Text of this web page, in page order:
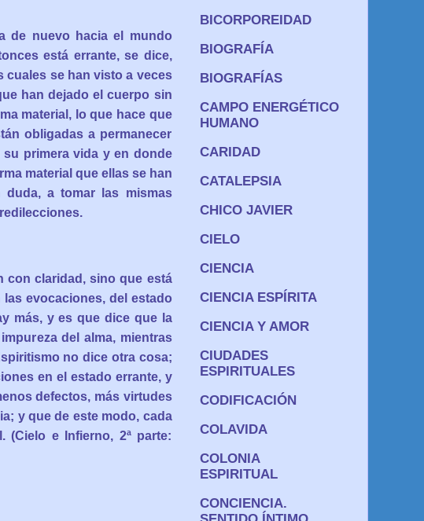
de nuevo hacia el mundo
está errante, se dice,
cuales se han visto a veces
han dejado el cuerpo sin
material, lo que hace que
obligadas a permanecer
primera vida y en donde
material que ellas se han
a tomar las mismas
con claridad, sino que está
evocaciones, del estado
más, y es que dice que la
del alma, mientras
no dice otra cosa;
en el estado errante, y
defectos, más virtudes
y que de este modo, cada
(Cielo e Infierno, 2ª parte:
BICORPOREIDAD
BIOGRAFÍA
BIOGRAFÍAS
CAMPO ENERGÉTICO
HUMANO
CARIDAD
CATALEPSIA
CHICO JAVIER
CIELO
CIENCIA
CIENCIA ESPÍRITA
CIENCIA Y AMOR
CIUDADES
ESPIRITUALES
CODIFICACIÓN
COLAVIDA
COLONIA
ESPIRITUAL
CONCIENCIA.